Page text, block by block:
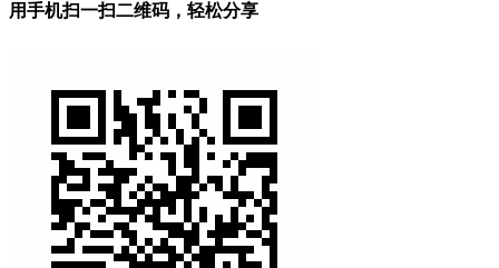
用手机扫一扫二维码，轻松分享